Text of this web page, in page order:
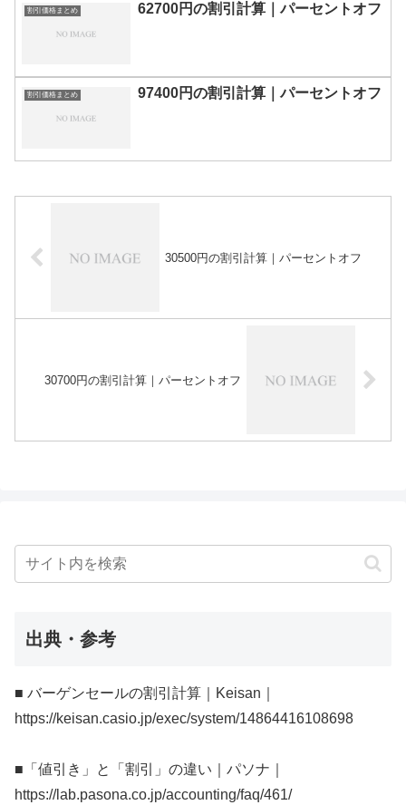
割引価格まとめ 62700円の割引計算｜パーセントオフ
割引価格まとめ 97400円の割引計算｜パーセントオフ
30500円の割引計算｜パーセントオフ
30700円の割引計算｜パーセントオフ
出典・参考
■ バーゲンセールの割引計算｜Keisan｜
https://keisan.casio.jp/exec/system/14864416108698
■「値引き」と「割引」の違い｜パソナ｜
https://lab.pasona.co.jp/accounting/faq/461/